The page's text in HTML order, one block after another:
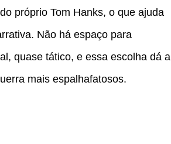
próprio Tom Hanks, o que ajuda
Não há espaço para
quase tático, e essa escolha dá a
mais espalhafatosos.